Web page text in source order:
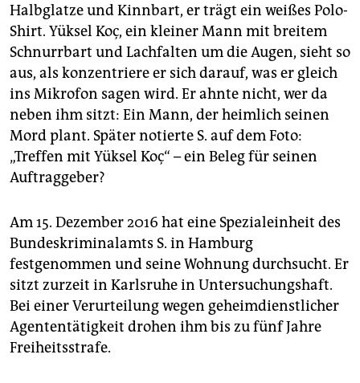
Halbglatze und Kinnbart, er trägt ein weißes Polo-
Shirt. Yüksel Koç, ein kleiner Mann mit breitem
Schnurrbart und Lachfalten um die Augen, sieht so
aus, als konzentriere er sich darauf, was er gleich
ins Mikrofon sagen wird. Er ahnte nicht, wer da
neben ihm sitzt: Ein Mann, der heimlich seinen
Mord plant. Später notierte S. auf dem Foto:
„Treffen mit Yüksel Koç“ – ein Beleg für seinen
Auftraggeber?
Am 15. Dezember 2016 hat eine Spezialeinheit des
Bundeskriminalamts S. in Hamburg
festgenommen und seine Wohnung durchsucht. Er
sitzt zurzeit in Karlsruhe in Untersuchungshaft.
Bei einer Verurteilung wegen geheimdienstlicher
Agententätigkeit drohen ihm bis zu fünf Jahre
Freiheitsstrafe.